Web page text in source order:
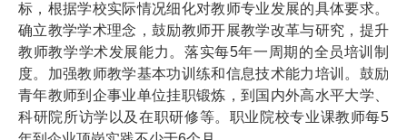
标，根据学校实际情况细化对教师专业发展的具体要求。
确立教学学术理念，鼓励教师开展教学改革与研究，提升
教师教学学术发展能力。落实每5年一周期的全员培训制
度。加强教师教学基本功训练和信息技术能力培训。鼓励
青年教师到企事业单位挂职锻炼，到国内外高水平大学、
科研院所访学以及在职研修等。职业院校专业课教师每5